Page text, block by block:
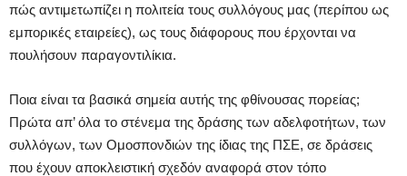
πώς αντιμετωπίζει η πολιτεία τους συλλόγους μας (περίπου ως
εμπορικές εταιρείες), ως τους διάφορους που έρχονται να
πουλήσουν παραγοντιλίκια.
Ποια είναι τα βασικά σημεία αυτής της φθίνουσας πορείας;
Πρώτα απ’ όλα το στένεμα της δράσης των αδελφοτήτων, των
συλλόγων, των Ομοσπονδιών της ίδιας της ΠΣΕ, σε δράσεις
που έχουν αποκλειστική σχεδόν αναφορά στον τόπο